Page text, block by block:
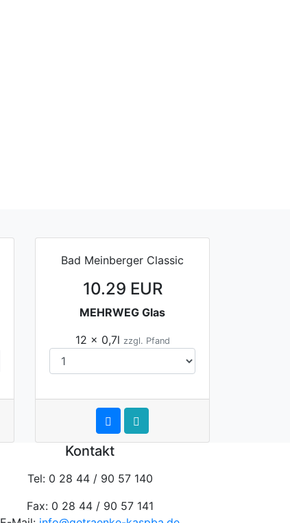
Bad Meinberger Classic
10.29 EUR
MEHRWEG Glas
12 x 0,7l zzgl. Pfand
Kontakt
Tel: 0 28 44 / 90 57 140
Fax: 0 28 44 / 90 57 141